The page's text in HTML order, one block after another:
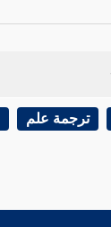
ترجمة علم